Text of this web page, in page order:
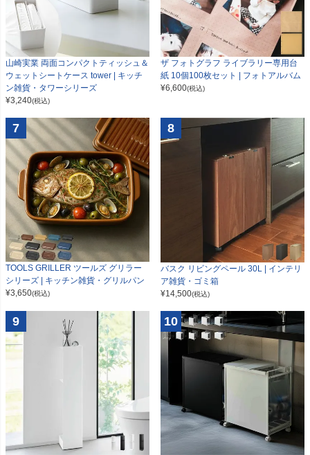
山崎実業 両面コンパクトティッシュ＆
ウェットシートケース tower | キッチ
ン雑貨・タワーシリーズ
¥3,240(税込)
ザ フォトグラフ ライブラリー専用台
紙 10個100枚セット | フォトアルバム
¥6,600(税込)
7
TOOLS GRILLER ツールズ グリラー
シリーズ | キッチン雑貨・グリルパン
¥3,650(税込)
8
バスク リビングペール 30L | インテリ
ア雑貨・ゴミ箱
¥14,500(税込)
9 10